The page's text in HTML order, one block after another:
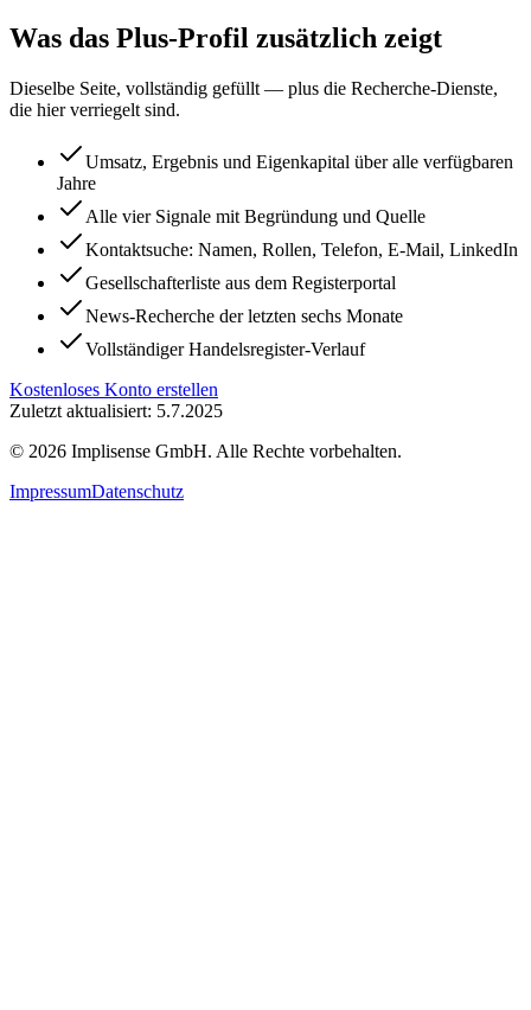
Was das Plus-Profil zusätzlich zeigt
Dieselbe Seite, vollständig gefüllt — plus die Recherche-Dienste,
die hier verriegelt sind.
Umsatz, Ergebnis und Eigenkapital über alle verfügbaren
Jahre
Alle vier Signale mit Begründung und Quelle
Kontaktsuche: Namen, Rollen, Telefon, E-Mail, LinkedIn
Gesellschafterliste aus dem Registerportal
News-Recherche der letzten sechs Monate
Vollständiger Handelsregister-Verlauf
Kostenloses Konto erstellen
Zuletzt aktualisiert: 5.7.2025
© 2026 Implisense GmbH. Alle Rechte vorbehalten.
ImpressumDatenschutz